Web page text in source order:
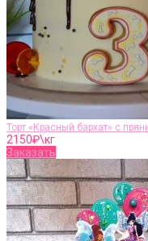
Торт «Красный бархат» с
2150₽\кг
Заказать